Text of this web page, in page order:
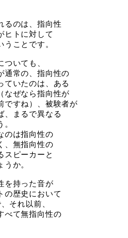
るのは、指向性
ヒトに対して
ことです。
ついても、
通常の、指向性の
ていたのは、ある
なぜなら指向性が
ですね）、被験者が
、まるで異なる
のは指向性の
、無指向性の
スピーカーと
か。
を持った音が
の歴史において
それ以前、
べて無指向性の